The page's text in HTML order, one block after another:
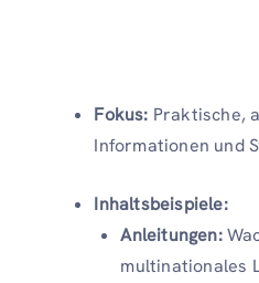
Fokus: Praktische,
Informationen und
Inhaltsbeispiele:
Anleitungen:
multinationales